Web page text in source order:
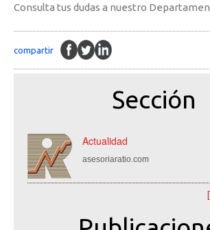
Consulta tus dudas a nuestro
compartir
Sección
Actualidad
asesoriaratio.com